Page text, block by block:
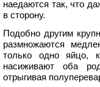
наедаются так, что
в сторону.
Подобно другим
размножаются
только одно яйцо,
насиживают оба
отрыгивая